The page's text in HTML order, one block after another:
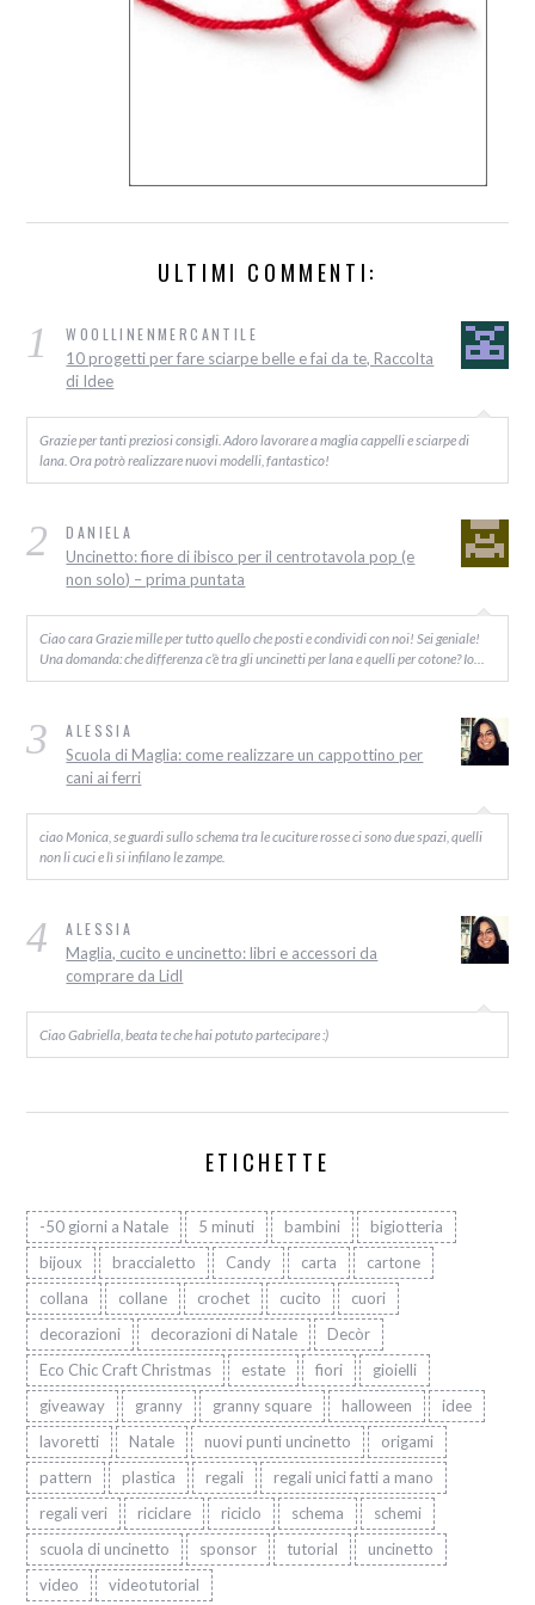
ULTIMI COMMENTI:
1 WOOLLINENMERCANTILE
10 progetti per fare sciarpe belle e fai da te, Raccolta
di Idee
Grazie per tanti preziosi consigli. Adoro lavorare a maglia cappelli e sciarpe di
lana. Ora potrò realizzare nuovi modelli, fantastico!
2 DANIELA
Uncinetto: fiore di ibisco per il centrotavola pop (e
non solo) – prima puntata
Ciao cara Grazie mille per tutto quello che posti e condividi con noi! Sei geniale!
Una domanda: che differenza c’è tra gli uncinetti per lana e quelli per cotone? Io…
3 ALESSIA
Scuola di Maglia: come realizzare un cappottino per
cani ai ferri
ciao Monica, se guardi sullo schema tra le cuciture rosse ci sono due spazi, quelli
non li cuci e lì si infilano le zampe.
4 ALESSIA
Maglia, cucito e uncinetto: libri e accessori da
comprare da Lidl
Ciao Gabriella, beata te che hai potuto partecipare :)
ETICHETTE
-50 giorni a Natale 5 minuti bambini
bigiotteria
bijoux
braccialetto Candy carta
cartone
collana
collane crochet cucito
cuori
decorazioni
decorazioni di Natale
Decòr
Eco Chic Craft Christmas
estate fiori
gioielli
giveaway
granny granny square halloween
idee
lavoretti
Natale nuovi punti uncinetto
origami
pattern
plastica regali
regali unici fatti a mano
regali veri
riciclare riciclo schema
schemi
scuola di uncinetto
sponsor tutorial
uncinetto
video
videotutorial